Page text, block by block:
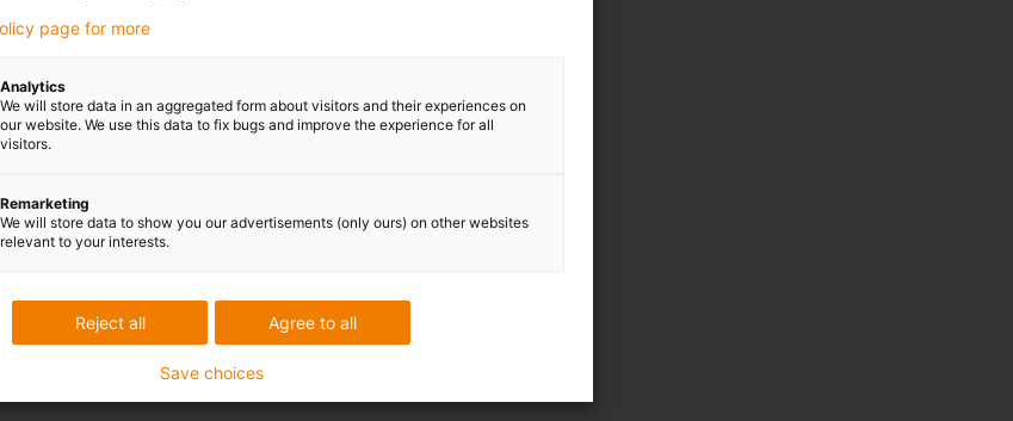
três mil milhões de
num total de 180
de calhas
page for more
Analytics
We will store data in an aggregated form about visitors and their experiences on
our website. We use this data to fix bugs and improve the experience for all
visitors.
Remarketing
We will store data to show you our advertisements (only ours) on other websites
relevant to your interests.
Agree to all
Reject all
Save choices